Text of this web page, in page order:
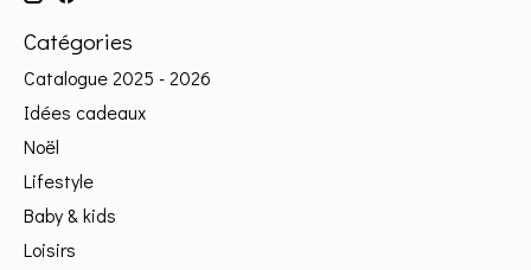
Catégories
Catalogue 2025 - 2026
Idées cadeaux
Noël
Lifestyle
Baby & kids
Loisirs